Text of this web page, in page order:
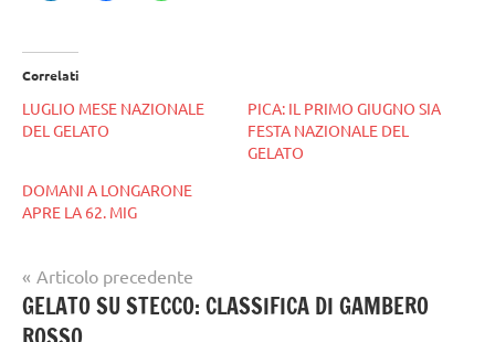
Correlati
LUGLIO MESE NAZIONALE
DEL GELATO
PICA: IL PRIMO GIUGNO SIA
FESTA NAZIONALE DEL
GELATO
DOMANI A LONGARONE
APRE LA 62. MIG
gelatieri,
gelataio
Navigazione
articoli
Articolo precedente
GELATO SU STECCO: CLASSIFICA DI GAMBERO